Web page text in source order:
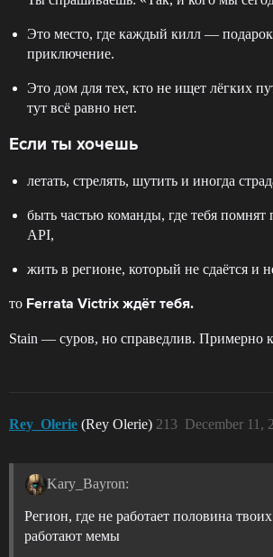
Это место, где каждый килл —
приключение.
Это дом для тех, кто не ищет лёгких
тут всё равно нет.
Если ты хочешь
летать, стрелять, шутить и иногда
быть частью команды, где тебя помнят
API,
жить в регионе, который не сдаётся и
то Ferrata Victrix ждёт тебя.
Stain — суров, но справедлив. Примерно
Rey_Olerie (Rey Olerie) December 11,
213
Kary_Bayron:
Регион, где не работает половина
работают мемы